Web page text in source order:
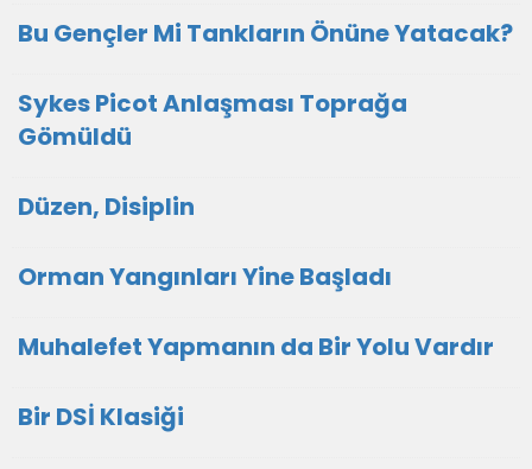
Bu Gençler Mi Tankların Önüne Yatacak?
Sykes Picot Anlaşması Toprağa
Gömüldü
Düzen, Disiplin
Orman Yangınları Yine Başladı
Muhalefet Yapmanın da Bir Yolu Vardır
Bir DSİ Klasiği